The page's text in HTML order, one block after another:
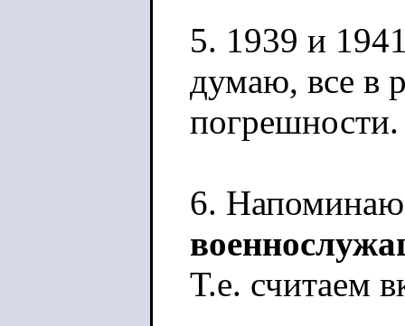
5. 1939 и
думаю, все в
погрешности.
6.
Т.е. считаем